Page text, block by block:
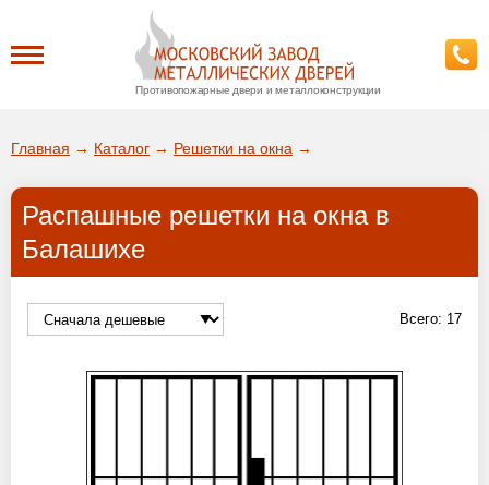
Противопожарные двери и металлоконструкции
ДА!
ВЫБРАТЬ ДРУГОЙ ГОРОД
О заводе
Доставка
Установка
Покупателям
Главная → Каталог → Решетки на окна →
Распашные решетки на окна в
Балашихе
Всего: 17